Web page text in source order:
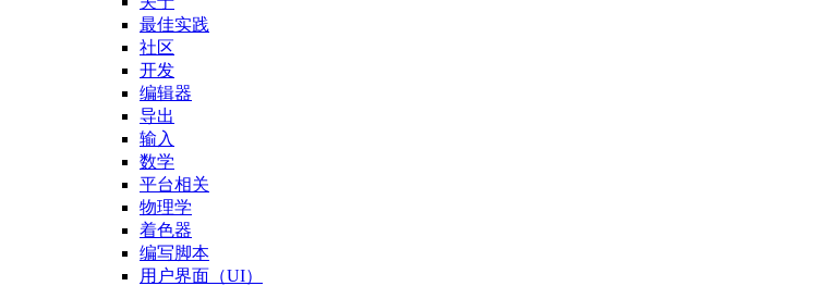
最佳实践
社区
开发
编辑器
导出
输入
数学
平台相关
物理学
着色器
编写脚本
用户界面（UI）